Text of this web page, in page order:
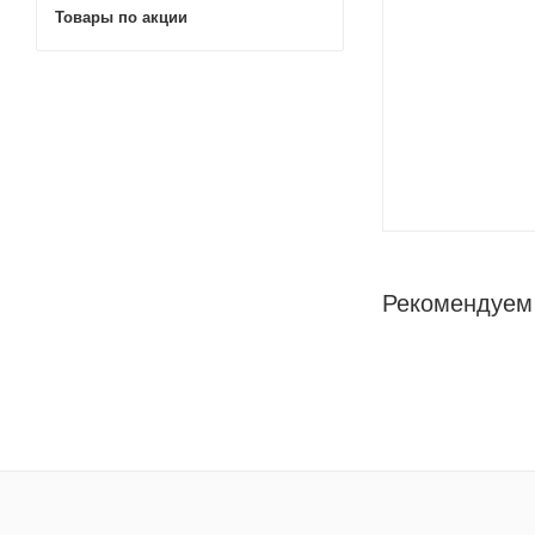
Рекомендуем
Товары по акции